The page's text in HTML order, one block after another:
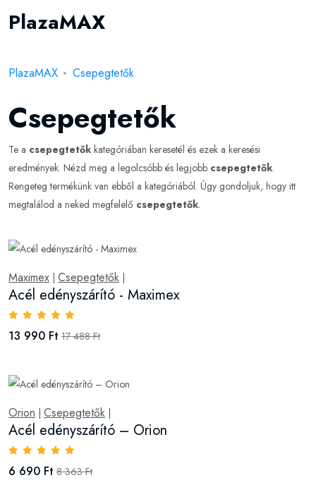
PlazaMAX
PlazaMAX Csepegtetők
Csepegtetők
Te a csepegtetők kategóriában keresetél és ezek a keresési
eredmények. Nézd meg a legolcsóbb és legjobb csepegtetők.
Rengeteg termékünk van ebből a kategóriából. Úgy gondoljuk, hogy itt
megtalálod a neked megfelelő csepegtetők.
Maximex | Csepegtetők |
Acél edényszárító - Maximex
13 990 Ft 17 488 Ft
Orion | Csepegtetők |
Acél edényszárító – Orion
6 690 Ft 8 363 Ft